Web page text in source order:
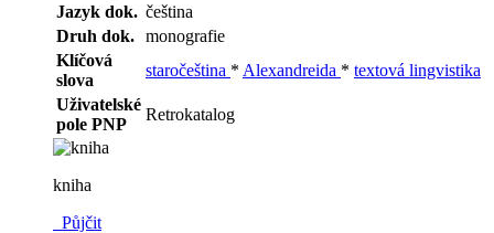
Jazyk dok. čeština
Druh dok. monografie
Klíčová
slova
staročeština * Alexandreida * textová lingvistika
Uživatelské
pole PNP
Retrokatalog
kniha
Půjčit